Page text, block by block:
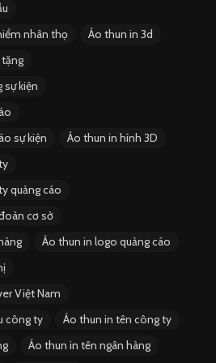
nhân thọ
Áo thun in 3d
sự kiện
sự kiện
Áo thun in hình 3D
quảng cáo
cơ sở
Áo thun in logo quảng cáo
Việt Nam
công ty
Áo thun in tên công ty
Áo thun in tên ngân hàng